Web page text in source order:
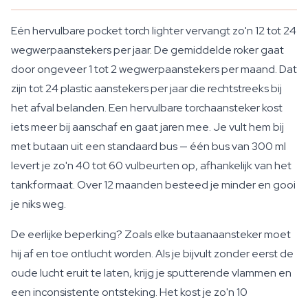
Eén hervulbare pocket torch lighter vervangt zo'n 12 tot 24
wegwerpaanstekers per jaar. De gemiddelde roker gaat
door ongeveer 1 tot 2 wegwerpaanstekers per maand. Dat
zijn tot 24 plastic aanstekers per jaar die rechtstreeks bij
het afval belanden. Een hervulbare torchaansteker kost
iets meer bij aanschaf en gaat jaren mee. Je vult hem bij
met butaan uit een standaard bus — één bus van 300 ml
levert je zo'n 40 tot 60 vulbeurten op, afhankelijk van het
tankformaat. Over 12 maanden besteed je minder en gooi
je niks weg.
De eerlijke beperking? Zoals elke butaanaansteker moet
hij af en toe ontlucht worden. Als je bijvult zonder eerst de
oude lucht eruit te laten, krijg je sputterende vlammen en
een inconsistente ontsteking. Het kost je zo'n 10